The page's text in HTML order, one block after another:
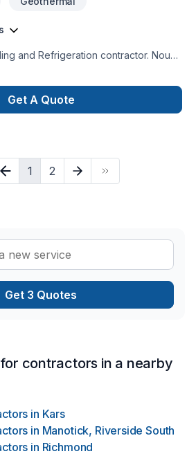
and Refrigeration contractor. Nous
Get A Quote
1 2
Get 3 Quotes
contractors in a nearby
in Kars
in Manotick, Riverside South
in Richmond